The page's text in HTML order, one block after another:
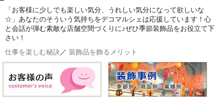
「お客様に少しでも楽しい気分、うれしい気分になって欲しいな
☆」あなたのそういう気持ちをデコマルシェは応援しています！心
と会話が弾む素敵な店舗空間づくりに♪ぜひ季節装飾品をお役立て下
さい！
仕事を楽しむ秘訣／ 装飾品を飾るメリット